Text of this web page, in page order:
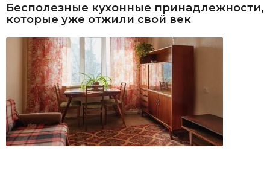
Бесполезные кухонные принадлежности,
которые уже отжили свой век